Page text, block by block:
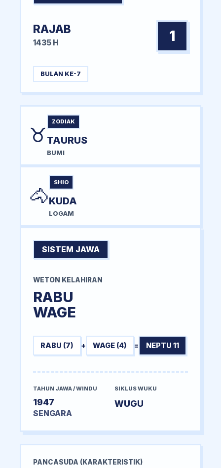
RAJAB
1435 H 1
BULAN KE-7
♉
ZODIAK
TAURUS
BUMI
🐴
SHIO
KUDA
LOGAM
SISTEM JAWA
WETON KELAHIRAN
RABU
WAGE
RABU (7) + WAGE (4) = NEPTU 11
TAHUN JAWA / WINDU
1947
SENGARA
SIKLUS WUKU
WUGU
PANCASUDA (KARAKTERISTIK)